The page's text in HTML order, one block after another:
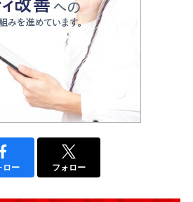
ロー フォロー